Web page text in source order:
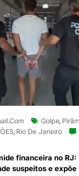
Golpe,
, Rio De Janeiro
financeira no RJ:
suspeitos e expõe